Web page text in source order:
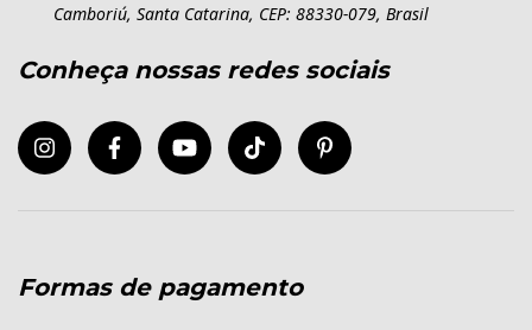
Camboriú, Santa Catarina, CEP: 88330-079, Brasil
Conheça nossas redes sociais
Formas de pagamento